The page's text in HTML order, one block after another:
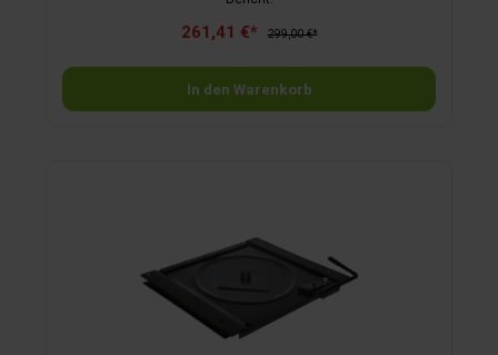
261,41 €* 299,00 €*
In den Warenkorb